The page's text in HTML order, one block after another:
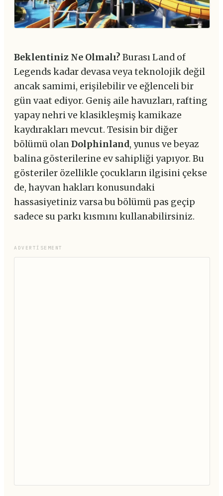
Beklentiniz Ne Olmalı? Burası Land of
Legends kadar devasa veya teknolojik değil
ancak samimi, erişilebilir ve eğlenceli bir
gün vaat ediyor. Geniş aile havuzları, rafting
yapay nehri ve klasikleşmiş kamikaze
kaydırakları mevcut. Tesisin bir diğer
bölümü olanDolphinland, yunus ve beyaz
balina gösterilerine ev sahipliği yapıyor. Bu
gösteriler özellikle çocukların ilgisini çekse
de, hayvan hakları konusundaki
hassasiyetiniz varsa bu bölümü pas geçip
sadece su parkı kısmını kullanabilirsiniz.
ADVERTISEMENT